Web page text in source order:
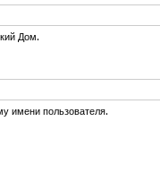
Дом.
имени пользователя.